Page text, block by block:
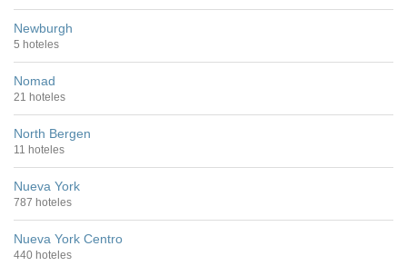
Newburgh
5 hoteles
Nomad
21 hoteles
North Bergen
11 hoteles
Nueva York
787 hoteles
Nueva York Centro
440 hoteles